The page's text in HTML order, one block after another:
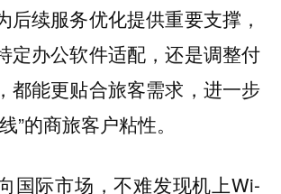
后续服务优化提供重要支撑，
定办公软件适配，还是调整付
都能更贴合旅客需求，进一步
”的商旅客户粘性。
国际市场，不难发现机上Wi-